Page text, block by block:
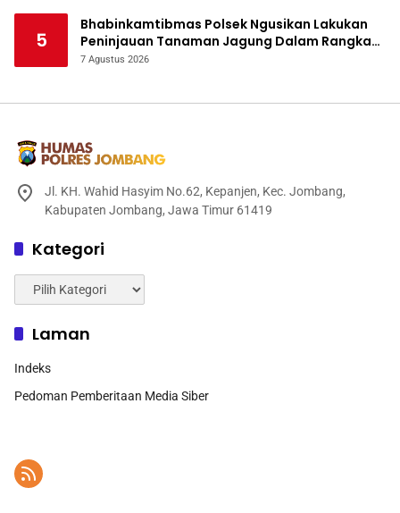
5
Bhabinkamtibmas Polsek Ngusikan Lakukan
Peninjauan Tanaman Jagung Dalam Rangka
Mendukung Ketahanan Pangan
7 Agustus 2026
Jl. KH. Wahid Hasyim No.62, Kepanjen, Kec. Jombang,
Kabupaten Jombang, Jawa Timur 61419
Kategori
Kategori
Laman
Indeks
Pedoman Pemberitaan Media Siber